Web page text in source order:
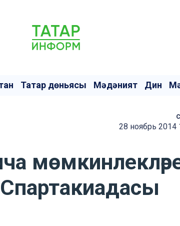
Татар дөньясы Мәдәният Дин
28 ноябрь 2014